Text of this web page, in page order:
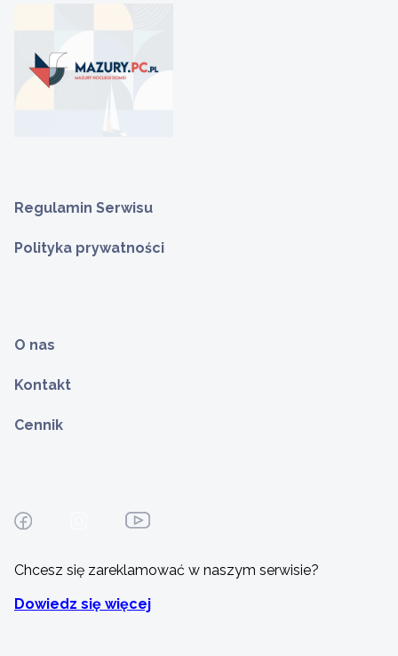
Regulamin Serwisu
Polityka prywatności
O nas
Kontakt
Cennik
Chcesz się zareklamować w naszym serwisie?
Dowiedz się więcej